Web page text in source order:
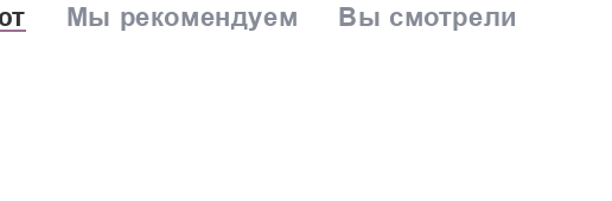
Мы рекомендуем Вы смотрели